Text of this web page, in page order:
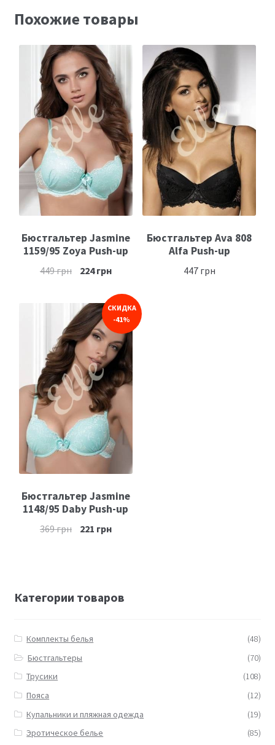
Похожие товары
Бюстгальтер Jasmine
1159/95 Zoya Push-up
449грн 224грн
Бюстгальтер Ava 808
Alfa Push-up
447грн
Бюстгальтер Jasmine
1148/95 Daby Push-up
СКИДКА
-41%
369грн 221 грн
Категории товаров
Комплекты белья
(48)
Бюстгальтеры
(70)
Трусики
(108)
Пояса
(12)
Купальники и пляжная одежда
(19)
Эротическое белье
(85)